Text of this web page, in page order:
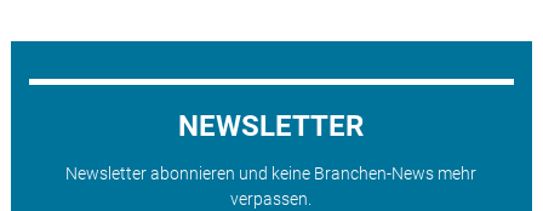
NEWSLETTER
Newsletter abonnieren und keine Branchen-News mehr
verpassen.